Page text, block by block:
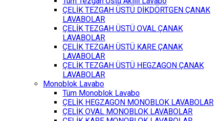
ÇELİK TEZGAH ÜSTÜ DİKDÖRTGEN ÇANAK
LAVABOLAR
ÇELİK TEZGAH ÜSTÜ OVAL ÇANAK
LAVABOLAR
ÇELİK TEZGAH ÜSTÜ KARE ÇANAK
LAVABOLAR
ÇELİK TEZGAH ÜSTÜ HEGZAGON ÇANAK
LAVABOLAR
Monoblok Lavabo
Tüm Monoblok Lavabo
ÇELİK HEGZAGON MONOBLOK LAVABOLAR
ÇELİK OVAL MONOBLOK LAVABOLAR